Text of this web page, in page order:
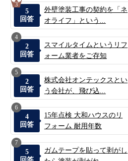
3
5
回答
外壁塗装工事の契約を「ネ
オライフ」という...
4
2
回答
スマイルタイムというリフ
ォーム業者をご存知
5
2
回答
株式会社オンテックスとい
う会社が、飛び込...
6
4
回答
15年点検 大和ハウスのリ
フォーム 耐用年数
7
5
ガムテープを貼って剥がし